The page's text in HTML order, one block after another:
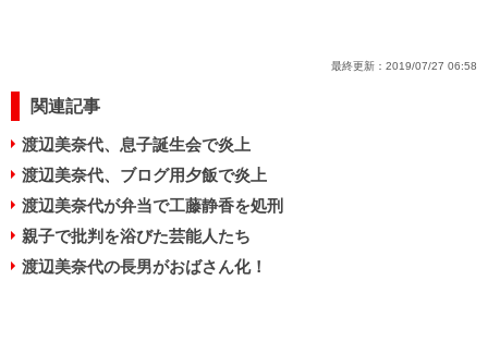
最終更新： 2019/07/27 06:58
関連記事
渡辺美奈代、息子誕生会で炎上
渡辺美奈代、ブログ用夕飯で炎上
渡辺美奈代が弁当で工藤静香を処刑
親子で批判を浴びた芸能人たち
渡辺美奈代の長男がおばさん化！